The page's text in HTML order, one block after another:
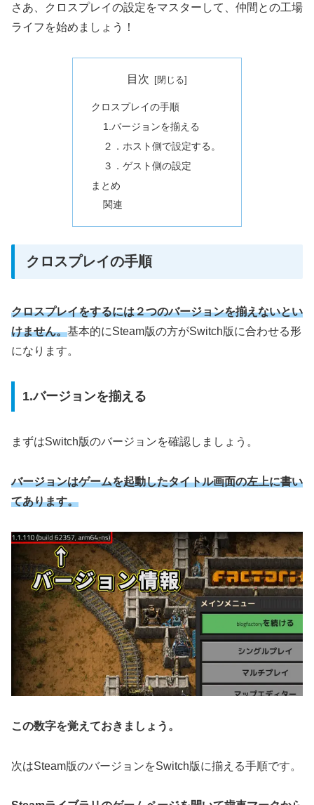
さあ、クロスプレイの設定をマスターして、仲間との工場
ライフを始めましょう！
目次
クロスプレイの手順
1.バージョンを揃える
２．ホスト側で設定する。
３．ゲスト側の設定
まとめ
関連
クロスプレイの手順
クロスプレイをするには２つのバージョンを揃えないとい
けません。基本的にSteam版の方がSwitch版に合わせる形
になります。
1.バージョンを揃える
まずはSwitch版のバージョンを確認しましょう。
バージョンはゲームを起動したタイトル画面の左上に書い
てあります。
この数字を覚えておきましょう。
次はSteam版のバージョンをSwitch版に揃える手順です。